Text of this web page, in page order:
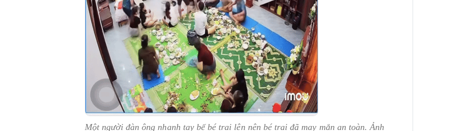
Một người đàn ông nhanh tay bế bé trai lên nên bé trai đã may mắn an toàn. Ảnh